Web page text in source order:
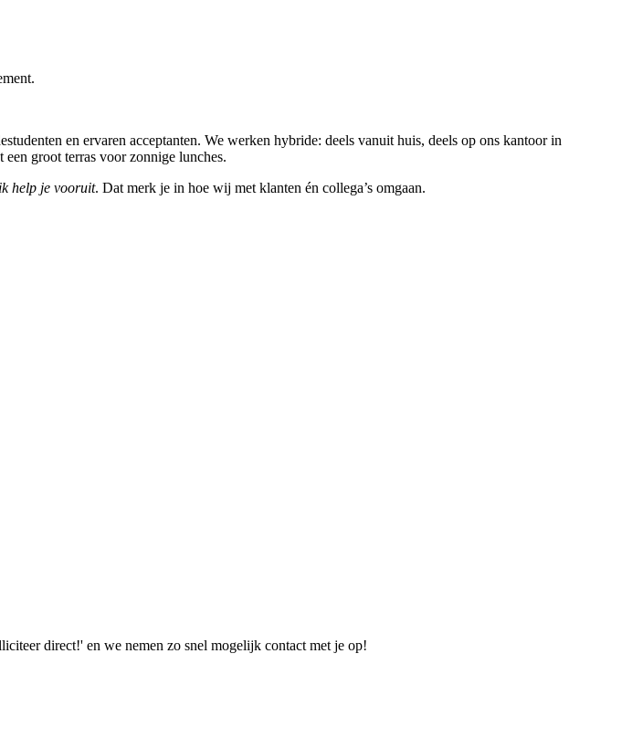
en ervaren acceptanten. We werken hybride: deels vanuit huis, deels op ons kantoor in
groot terras voor zonnige lunches.
ik help je vooruit. Dat merk je in hoe wij met klanten én collega’s omgaan.
direct!' en we nemen zo snel mogelijk contact met je op!